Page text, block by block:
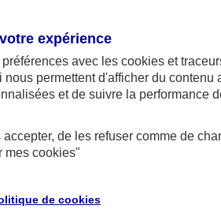
AXA Assurance
expérience
avec les cookies et
permettent d'afficher du contenu
et de suivre la performance
de les refuser comme de
mes cookies"
de cookies